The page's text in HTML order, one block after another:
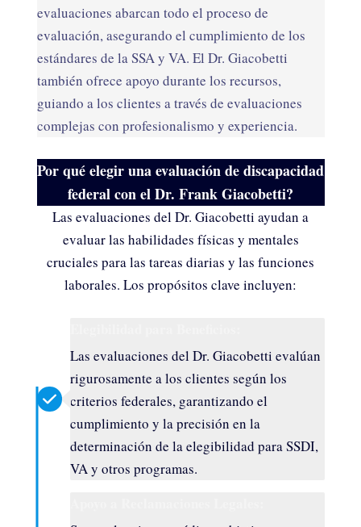
evaluaciones abarcan todo el proceso de
evaluación, asegurando el cumplimiento de los
estándares de la SSA y VA. El Dr. Giacobetti
también ofrece apoyo durante los recursos,
guiando a los clientes a través de evaluaciones
complejas con profesionalismo y experiencia.
Por qué elegir una evaluación de discapacidad
federal con el Dr. Frank Giacobetti?
Las evaluaciones del Dr. Giacobetti ayudan a
evaluar las habilidades físicas y mentales
cruciales para las tareas diarias y las funciones
laborales. Los propósitos clave incluyen:
Las evaluaciones del Dr. Giacobetti evalúan
rigurosamente a los clientes según los
criterios federales, garantizando el
cumplimiento y la precisión en la
determinación de la elegibilidad para SSDI,
VA y otros programas.